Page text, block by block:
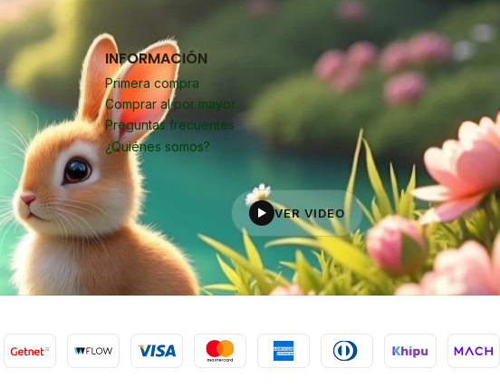
INFORMACIÓN
Primera compra
Comprar al por mayor
Preguntas frecuentes
¿Quiénes somos?
▶ VER VIDEO